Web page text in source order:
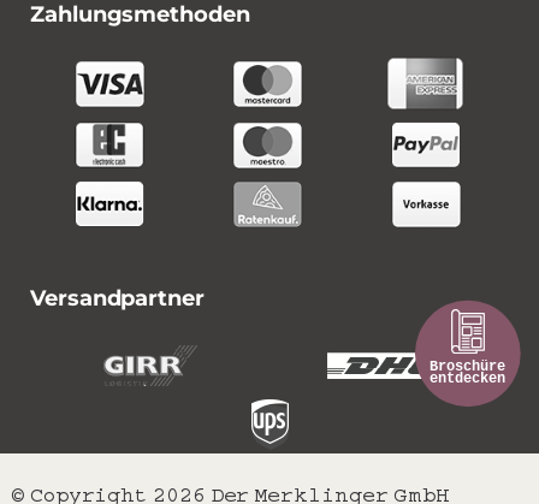
Zahlungsmethoden
Versandpartner
© Copyright 2026 Der Merklinger GmbH